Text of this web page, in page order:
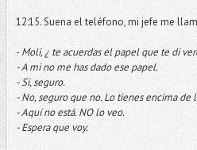
12:15. Suena el teléfono, mi jefe me
- Moli, ¿ te acuerdas el papel que te di
- A mi no me has dado ese papel.
- Si, seguro.
- No, seguro que no. Lo tienes encima de
- Aquí no está. NO lo veo.
- Espera que voy.